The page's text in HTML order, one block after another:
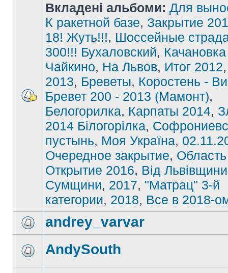
Вкладені альбоми: Для
К ракетной базе, Закрытие
18! Жуть!!!, Шоссейные
300!!! Бухаловский,
Чайкино, На Львов, Итог 2012
2013, Бреветы, Коростень -
Бревет 200 - 2013 (Мамонт),
Белогорилка, Карпаты 2014,
2014 Білогорілка,
пустынь, Моя Україна,
Очередное закрытие,
Открытие 2016, Від
Сумщини, 2017, "Матрац" 3-й
категории, 2018, Все в 2018-
andrey_varvar
AndySouth